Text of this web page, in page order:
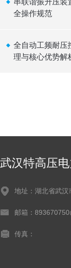
串联谐振升压装
全操作规范
全自动工频耐压
理与核心优势解
武汉特高压
地址：湖北省武
邮箱：
传真：